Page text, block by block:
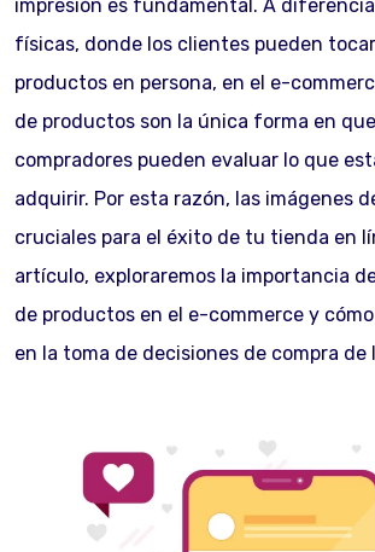
impresión es fundamental. A
físicas, donde los clientes pueden
productos en persona, en el e-
de productos son la única forma en
compradores pueden evaluar lo que
adquirir. Por esta razón, las imágenes
cruciales para el éxito de tu tienda en
artículo, exploraremos la importancia
de productos en el e-commerce y
en la toma de decisiones de compra de